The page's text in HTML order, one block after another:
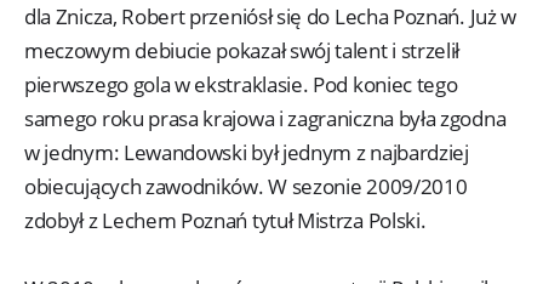
dla Znicza, Robert przeniósł się do Lecha Poznań. Już w
meczowym debiucie pokazał swój talent i strzelił
pierwszego gola w ekstraklasie. Pod koniec tego
samego roku prasa krajowa i zagraniczna była zgodna
w jednym: Lewandowski był jednym z najbardziej
obiecujących zawodników. W sezonie 2009/2010
zdobył z Lechem Poznań tytuł Mistrza Polski.